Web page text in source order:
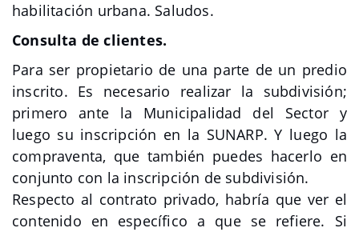
habilitación urbana. Saludos.
Consulta de clientes.
Para ser propietario de una parte de un predio
inscrito. Es necesario realizar la subdivisión;
primero ante la Municipalidad del Sector y
luego su inscripción en la SUNARP. Y luego la
compraventa, que también puedes hacerlo en
conjunto con la inscripción de subdivisión.
Respecto al contrato privado, habría que ver el
contenido en específico a que se refiere. Si